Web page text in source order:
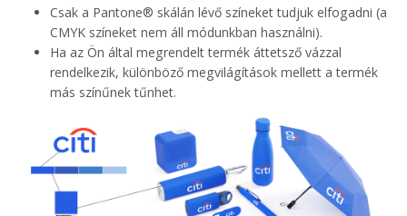
Csak a Pantone® skálán lévő színeket tudjuk elfogadni (a
CMYK színeket nem áll módunkban használni).
Ha az Ön által megrendelt termék áttetsző vázzal
rendelkezik, különböző megvilágítások mellett a termék
más színűnek tűnhet.